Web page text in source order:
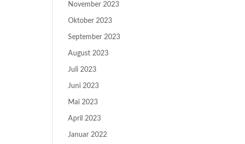
November 2023
Oktober 2023
September 2023
August 2023
Juli 2023
Juni 2023
Mai 2023
April 2023
Januar 2022